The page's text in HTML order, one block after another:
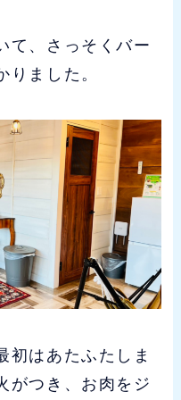
て、さっそくバー
りました。
初はあたふたしま
がつき、お肉をジ